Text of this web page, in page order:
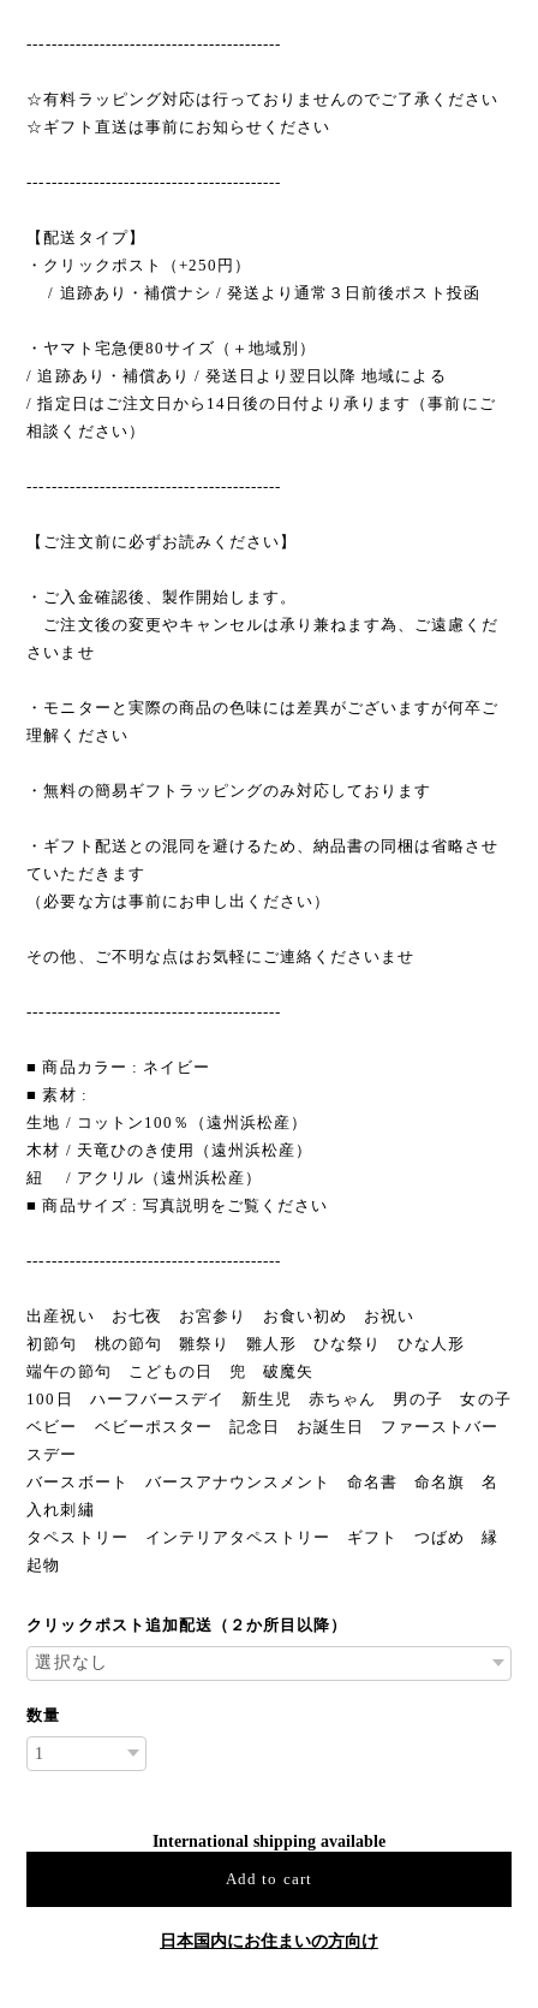
------------------------------------------
☆有料ラッピング対応は行っておりませんのでご了承ください
☆ギフト直送は事前にお知らせください
------------------------------------------
【配送タイプ】
・クリックポスト（+250円）
/ 追跡あり・補償ナシ / 発送より通常３日前後ポスト投函
・ヤマト宅急便80サイズ（＋地域別）
/ 追跡あり・補償あり / 発送日より翌日以降 地域による
/ 指定日はご注文日から14日後の日付より承ります（事前にご
相談ください）
------------------------------------------
【ご注文前に必ずお読みください】
・ご入金確認後、製作開始します。
ご注文後の変更やキャンセルは承り兼ねます為、ご遠慮くだ
さいませ
・モニターと実際の商品の色味には差異がございますが何卒ご
理解ください
・無料の簡易ギフトラッピングのみ対応しております
・ギフト配送との混同を避けるため、納品書の同梱は省略させ
ていただきます
（必要な方は事前にお申し出ください）
その他、ご不明な点はお気軽にご連絡くださいませ
------------------------------------------
■ 商品カラー : ネイビー
■ 素材 :
生地 / コットン100％（遠州浜松産）
木材 / 天竜ひのき使用（遠州浜松産）
紐 / アクリル（遠州浜松産）
■ 商品サイズ : 写真説明をご覧ください
------------------------------------------
出産祝い お七夜 お宮参り お食い初め お祝い
初節句 桃の節句 雛祭り 雛人形 ひな祭り ひな人形
端午の節句 こどもの日 兜 破魔矢
100日 ハーフバースデイ 新生児 赤ちゃん 男の子 女の子
ベビー ベビーポスター 記念日 お誕生日 ファーストバー
スデー
バースボート バースアナウンスメント 命名書 命名旗 名
入れ刺繡
タペストリー インテリアタペストリー ギフト つばめ 縁
起物
クリックポスト追加配送（２か所目以降）
数量
International shipping available
Add to cart
日本国内にお住まいの方向け